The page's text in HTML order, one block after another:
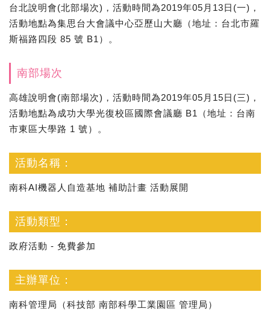
台北說明會(北部場次)，活動時間為2019年05月13日(一)，
活動地點為集思台大會議中心亞歷山大廳（地址：台北市羅
斯福路四段 85 號 B1）。
南部場次
高雄說明會(南部場次)，活動時間為2019年05月15日(三)，
活動地點為成功大學光復校區國際會議廳 B1（地址：台南
市東區大學路 1 號）。
活動名稱：
南科AI機器人自造基地 補助計畫 活動展開
活動類型：
政府活動 - 免費參加
主辦單位：
南科管理局（科技部 南部科學工業園區 管理局）